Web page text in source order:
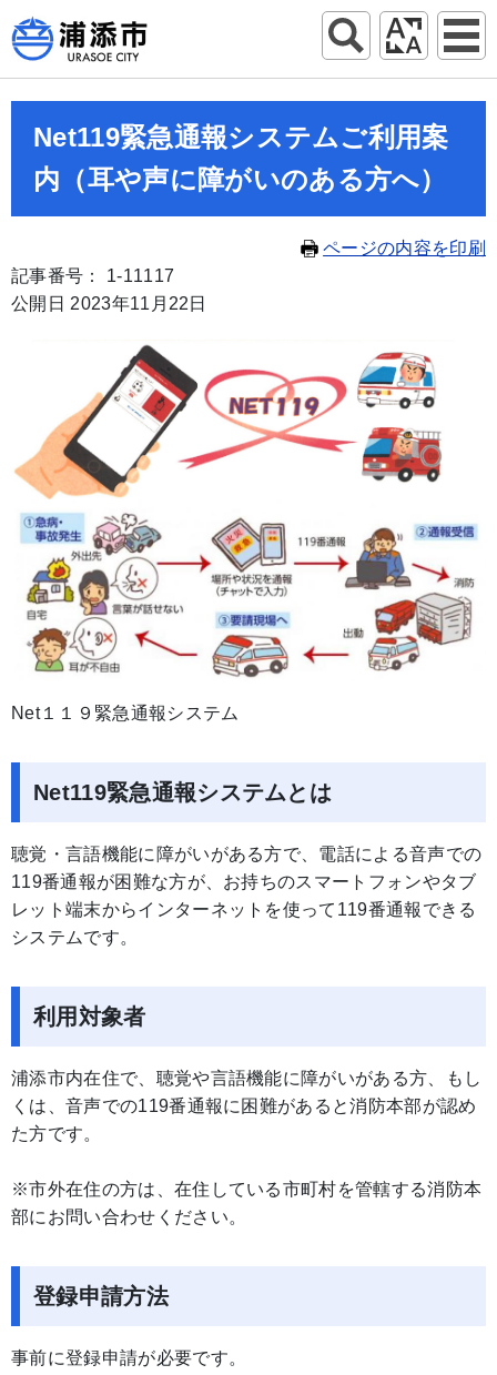
Net119緊急通報システムご利用案
内（耳や声に障がいのある方へ）
ページの内容を印刷
記事番号： 1-11117
公開日 2023年11月22日
Net１１９緊急通報システム
Net119緊急通報システムとは
聴覚・言語機能に障がいがある方で、電話による音声での
119番通報が困難な方が、お持ちのスマートフォンやタブ
レット端末からインターネットを使って119番通報できる
システムです。
利用対象者
浦添市内在住で、聴覚や言語機能に障がいがある方、もし
くは、音声での119番通報に困難があると消防本部が認め
た方です。
※市外在住の方は、在住している市町村を管轄する消防本
部にお問い合わせください。
登録申請方法
事前に登録申請が必要です。